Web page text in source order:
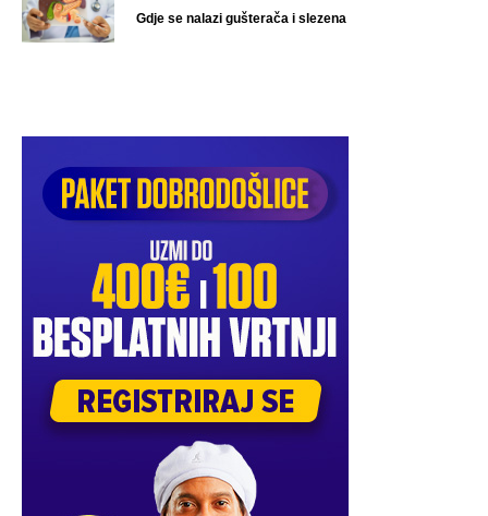
Gdje se nalazi gušterača i slezena